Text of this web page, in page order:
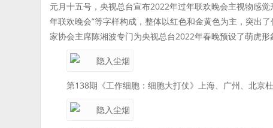
元月十五号，央视总台宣布2022年过年联欢晚会主视物感
年联欢晚会”等字样构成，整体以红色和金黄色为主，突出
家协会主席陈湘波专门为央视总台2022年春晚预设了萌虎形
第138期《工作细胞：细胞大打仗》上海、广州、北京